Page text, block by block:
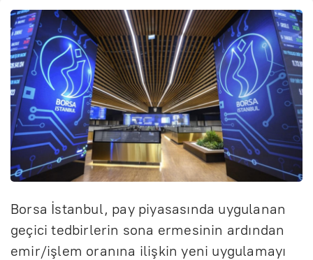
Borsa İstanbul, pay piyasasında uygulanan
geçici tedbirlerin sona ermesinin ardından
emir/işlem oranına ilişkin yeni uygulamayı